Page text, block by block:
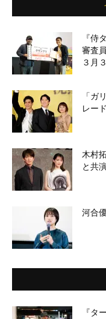
『侍
審査
３月
「ガ
レー
木村
と共
河合
『タ